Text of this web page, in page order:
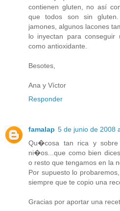
contienen gluten, no así
que todos son sin
jamones, algunos lacones
lo inyectan para
como antioxidante.
Besotes,
Ana y Víctor
Responder
famalap 5 de junio de 2008
Qu�cosa tan rica y
ni�os...que como bien
o resto que tengamos en la
Por supuesto lo
siempre que te copio una
Gracias por aportar una